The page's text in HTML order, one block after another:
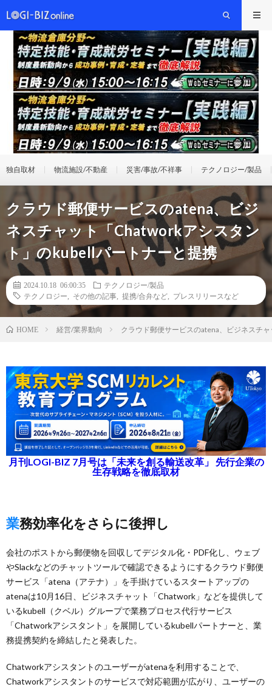
独自取材 物流施設/不動産 災害/事故/不祥事 テクノロジー/製品
クラウド郵便サービスのatena、ビジ
ネスチャット「Chatworkアシスタン
ト」のkubellパートナーと提携
2024.10.18 06:00:35
テクノロジー/製品
テクノロジー
その他の記事 提携/合弁など プレスリリースなど
HOME 経営/業界動向 クラウド郵便サービスのatena、ビジネスチ
月刊LOGI-BIZ 7月号は「未来を創る輸送改革」 先行企業の
生存戦略を徹底取材
業務効率化をさらに後押し
会社のポストから郵便物を回収してデジタル化・PDF化し、ウェブ
やSlackなどのチャットツールで確認できるようにするクラウド郵便
サービス「atena（アテナ）」を手掛けているスタートアップの
atenaは10月16日、ビジネスチャット「Chatwork」などを提供して
いるkubell（クベル）グループで業務プロセス代行サービス
「Chatworkアシスタント」を展開しているkubellパートナーと、業
務提携契約を締結したと発表した。
Chatworkアシスタントのユーザーがatenaを利用することで、
Chatworkアシスタントのサービスで対応範囲が広がり、ユーザーの